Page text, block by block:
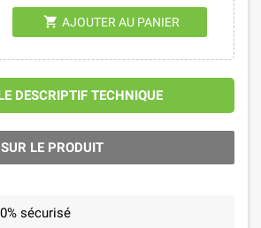
shopping_cart AJOUTER AU PANIER
DESCRIPTIF TECHNIQUE
LE PRODUIT
sécurisé